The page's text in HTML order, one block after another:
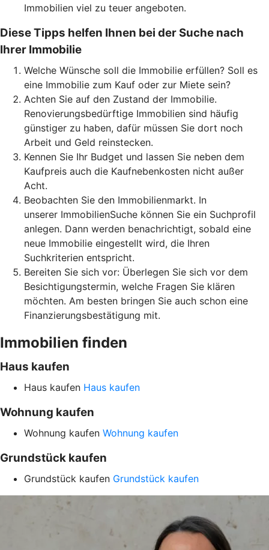
Immobilien viel zu teuer angeboten.
Diese Tipps helfen Ihnen bei der Suche nach
Ihrer Immobilie
Welche Wünsche soll die Immobilie erfüllen? Soll es
eine Immobilie zum Kauf oder zur Miete sein?
Achten Sie auf den Zustand der Immobilie.
Renovierungsbedürftige Immobilien sind häufig
günstiger zu haben, dafür müssen Sie dort noch
Arbeit und Geld reinstecken.
Kennen Sie Ihr Budget und lassen Sie neben dem
Kaufpreis auch die Kaufnebenkosten nicht außer
Acht.
Beobachten Sie den Immobilienmarkt. In
unserer ImmobilienSuche können Sie ein Suchprofil
anlegen. Dann werden benachrichtigt, sobald eine
neue Immobilie eingestellt wird, die Ihren
Suchkriterien entspricht.
Bereiten Sie sich vor: Überlegen Sie sich vor dem
Besichtigungstermin, welche Fragen Sie klären
möchten. Am besten bringen Sie auch schon eine
Finanzierungsbestätigung mit.
Immobilien finden
Haus kaufen
Haus kaufen Haus kaufen
Wohnung kaufen
Wohnung kaufen Wohnung kaufen
Grundstück kaufen
Grundstück kaufen Grundstück kaufen